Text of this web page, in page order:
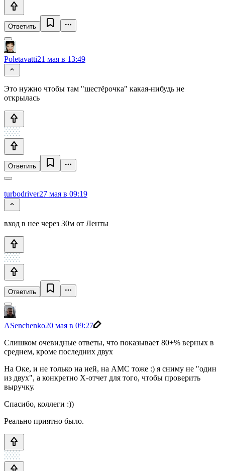
Ответить
Poletavatti21 мая в 13:49
Это нужно чтобы там "шестёрочка" какая-нибудь не
открылась
Ответить
turbodriver27 мая в 09:19
вход в нее через 30м от Ленты
Ответить
ASenchenko20 мая в 09:27
Слишком очевидные ответы, что показывает 80+% верных в
среднем, кроме последних двух
На Оке, и не только на ней, на АМС тоже :) я сниму не "один
из двух", а конкретно X-отчет для того, чтобы проверить
выручку.
Спасибо, коллеги :))
Реально приятно было.